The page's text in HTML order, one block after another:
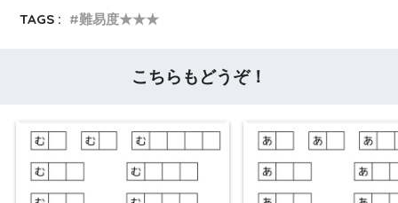
TAGS :
難易度★★★
こちらもどうぞ！